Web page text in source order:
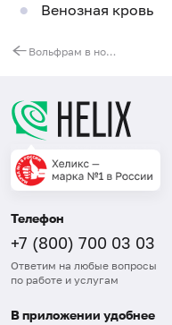
Венозная кровь
Вольфрам в ногтях
Телефон
+7 (800) 700 03 03
Ответим на любые вопросы
по работе и услугам
В приложении удобнее